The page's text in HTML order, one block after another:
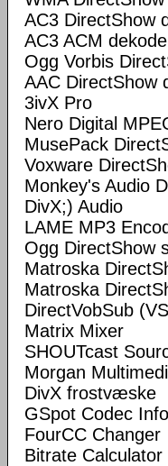
AC3 DirectShow
AC3 ACM
Ogg Vorbis
AAC DirectShow
3ivX Pro
Nero Digital
MusePack
Voxware
Monkey's Audio
DivX;) Audio
LAME MP3
Ogg DirectShow
Matroska
Matroska
DirectVobSub
Matrix Mixer
SHOUTcast
Morgan
DivX frostvæske
GSpot Codec
FourCC Changer
Bitrate Calculator